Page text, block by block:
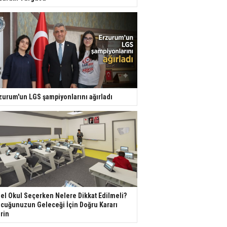
LGS şampiyonlarını ağırladı
Okul Seçerken Nelere Dikkat Edilmeli?
Geleceği İçin Doğru Kararı